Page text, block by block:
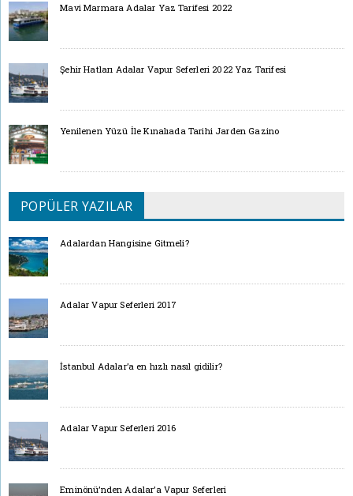
Mavi Marmara Adalar Yaz Tarifesi 2022
Şehir Hatları Adalar Vapur Seferleri 2022 Yaz Tarifesi
Yenilenen Yüzü İle Kınalıada Tarihi Jarden Gazino
POPÜLER YAZILAR
Adalardan Hangisine Gitmeli?
Adalar Vapur Seferleri 2017
İstanbul Adalar’a en hızlı nasıl gidilir?
Adalar Vapur Seferleri 2016
Eminönü’nden Adalar’a Vapur Seferleri